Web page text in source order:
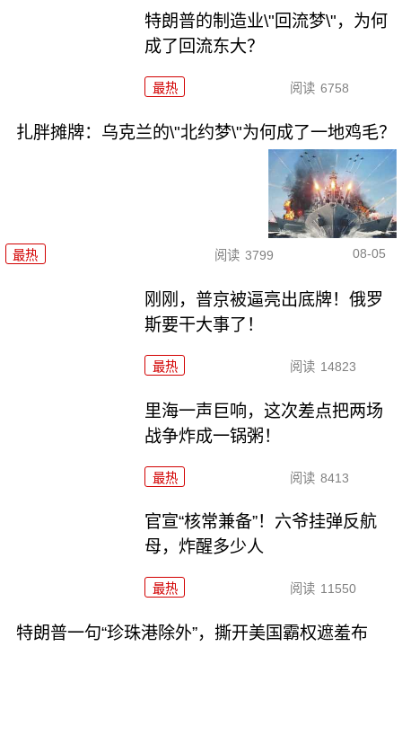
特朗普的制造业\"回流梦\"，为何
成了回流东大？
最热 阅读 6758
扎胖摊牌：乌克兰的\"北约梦\"为何成了一地鸡毛？
最热 阅读 3799 08-05
刚刚，普京被逼亮出底牌！俄罗
斯要干大事了！
最热 阅读 14823
里海一声巨响，这次差点把两场
战争炸成一锅粥！
最热 阅读 8413
官宣“核常兼备”！六爷挂弹反航
母，炸醒多少人
最热 阅读 11550
特朗普一句“珍珠港除外”，撕开美国霸权遮羞布